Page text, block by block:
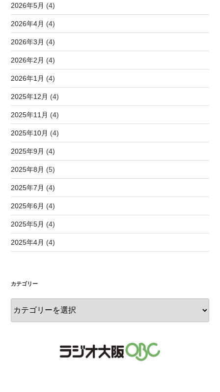
2026年5月 (4)
2026年4月 (4)
2026年3月 (4)
2026年2月 (4)
2026年1月 (4)
2025年12月 (4)
2025年11月 (4)
2025年10月 (4)
2025年9月 (4)
2025年8月 (5)
2025年7月 (4)
2025年6月 (4)
2025年5月 (4)
2025年4月 (4)
カテゴリー